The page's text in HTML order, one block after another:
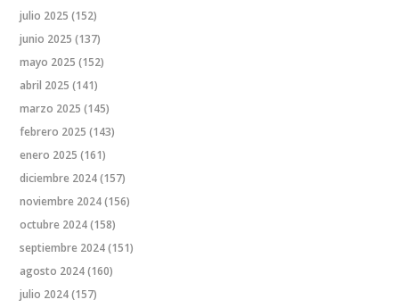
julio 2025 (152)
junio 2025 (137)
mayo 2025 (152)
abril 2025 (141)
marzo 2025 (145)
febrero 2025 (143)
enero 2025 (161)
diciembre 2024(157)
noviembre 2024(156)
octubre 2024(158)
septiembre 2024(151)
agosto 2024(160)
julio 2024(157)